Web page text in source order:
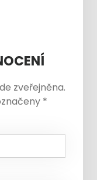
zveřejněna.
*